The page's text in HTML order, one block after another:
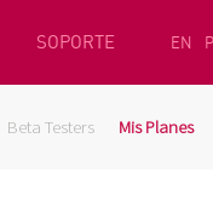
SOPORTE EN
Beta Testers Mis Planes